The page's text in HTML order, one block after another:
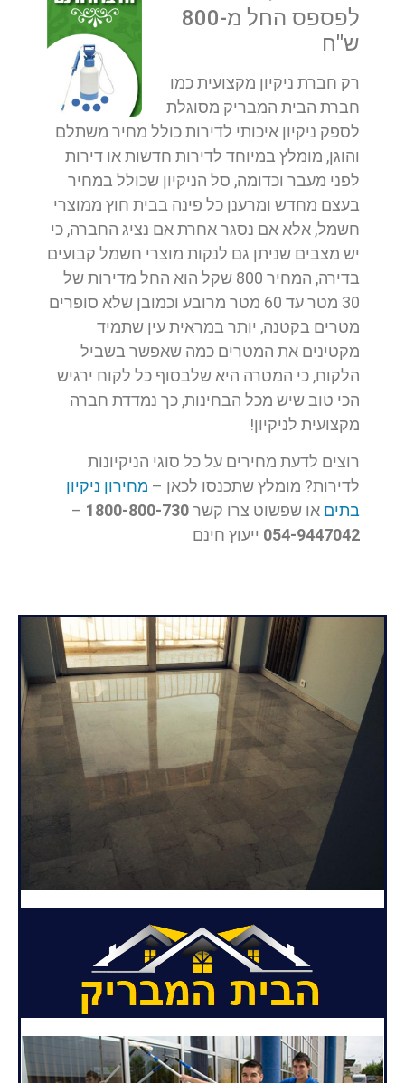
לפספס החל מ-800
ש"ח
רק חברת ניקיון מקצועית כמו
חברת הבית המבריק מסוגלת
לספק ניקיון איכותי לדירות כולל מחיר משתלם
והוגן, מומלץ במיוחד לדירות חדשות או דירות
לפני מעבר וכדומה, סל הניקיון שכולל במחיר
בעצם מחדש ומרענן כל פינה בבית חוץ ממוצרי
חשמל, אלא אם נסגר אחרת אם נציג החברה, כי
יש מצבים שניתן גם לנקות מוצרי חשמל קבועים
בדירה, המחיר 800 שקל הוא החל מדירות של
30 מטר עד 60 מטר מרובע וכמובן שלא סופרים
מטרים בקטנה, יותר במראית עין שתמיד
מקטינים את המטרים כמה שאפשר בשביל
הלקוח, כי המטרה היא שלבסוף כל לקוח ירגיש
הכי טוב שיש מכל הבחינות, כך נמדדת חברה
מקצועית לניקיון!
רוצים לדעת מחירים על כל סוגי הניקיונות
לדירות? מומלץ שתכנסו לכאן – מחירון ניקיון
בתים או שפשוט צרו קשר1800-800-730
–
054-9447042 ייעוץ חינם